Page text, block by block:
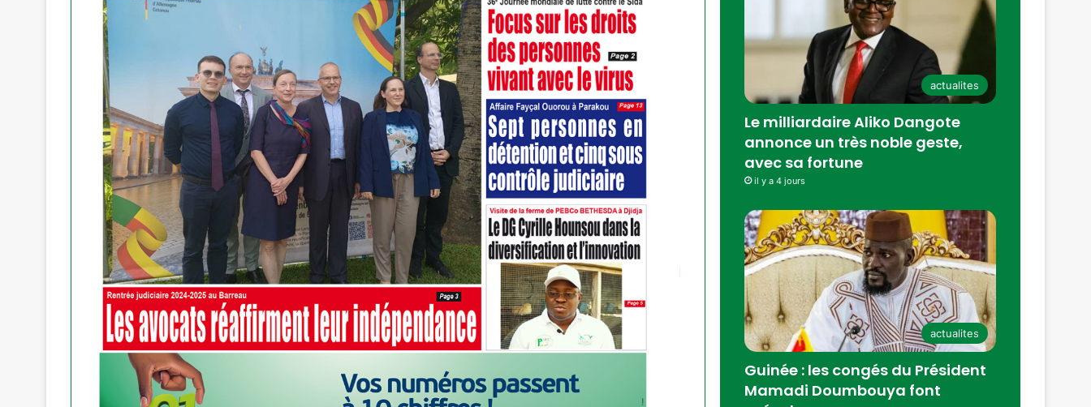
actualites
Le milliardaire Aliko Dangote
annonce un très noble geste,
avec sa fortune
il y a 4 jours
actualites
Guinée : les congés du Président
Mamadi Doumbouya font